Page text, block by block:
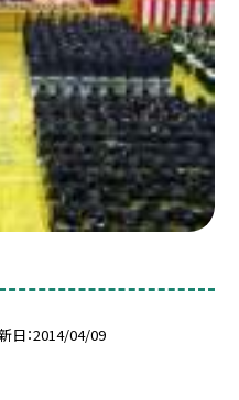
日 2014/04/09